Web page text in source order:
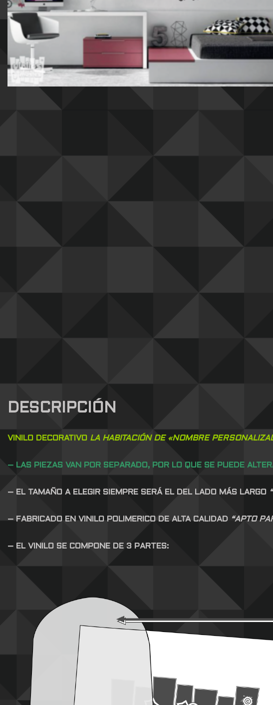
DESCRIPCIÓN
VINILO DECORATIVO LA HABITACIÓN DE «NOMBRE
– LAS PIEZAS VAN POR SEPARADO, POR LO QUE SE PUEDE
– EL TAMAÑO A ELEGIR SIEMPRE SERÁ EL DEL LADO MÁS LARGO
– FABRICADO EN VINILO POLIMERICO DE ALTA CALIDAD “APTO
– EL VINILO SE COMPONE DE 3 PARTES: